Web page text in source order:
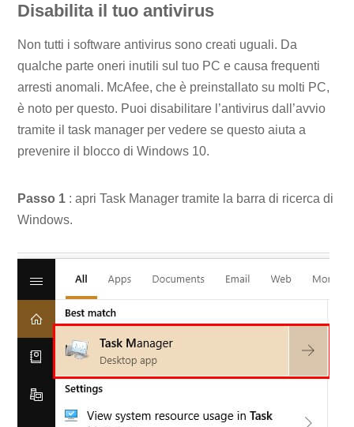
Disabilita il tuo antivirus
Non tutti i software antivirus sono creati uguali. Da
qualche parte oneri inutili sul tuo PC e causa frequenti
arresti anomali. McAfee, che è preinstallato su molti PC,
è noto per questo. Puoi disabilitare l’antivirus dall’avvio
tramite il task manager per vedere se questo aiuta a
prevenire il blocco di Windows 10.
Passo 1 : apri Task Manager tramite la barra di ricerca di
Windows.